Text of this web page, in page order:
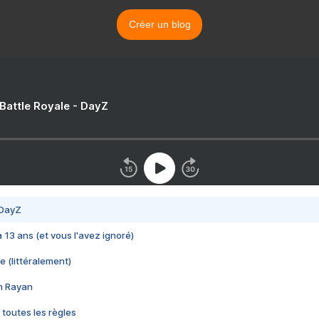
Créer un blog
Royale - DayZ
13 ans (et vous l'avez ignoré)
(littéralement)
Rayan
toutes les règles